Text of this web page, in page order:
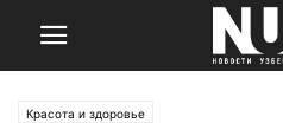
Красота и здоровье